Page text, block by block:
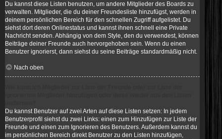
Du kannst diese Listen benutzen, um andere Mitglieder des Boards zu
verwalten. Mitglieder, die du deiner Freundesliste hinzufügst, werden in
deinem persönlichen Bereich für den schnellen Zugriff aufgelistet. Du
siehst dort deren Onlinestatus und kannst ihnen schnell eine Private
Nachricht senden. Abhängig von dem Style, den du verwendest, können
Beiträge deiner Freunde auch hervorgehoben sein. Wenn du einen
Benutzer ignorierst, dann siehst du seine Beiträge standardmäßig nicht.
Nach oben
Du kannst Benutzer auf zwei Arten auf diese Listen setzen: In jedem
Benutzerprofil siehst du zwei Links: einen zum Hinzufügen zur Liste der
Freunde und einen zum Ignorieren des Benutzers. Außerdem kannst du
im persönlichen Bereich direkt Benutzer zu den Listen hinzufügen,